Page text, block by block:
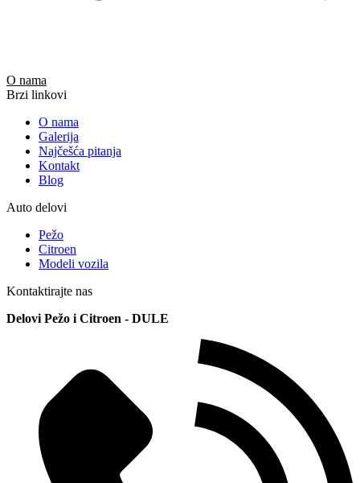
O nama
Brzi linkovi
O nama
Galerija
Najčešća pitanja
Kontakt
Blog
Auto delovi
Pežo
Citroen
Modeli vozila
Kontaktirajte nas
Delovi Pežo i Citroen - DULE